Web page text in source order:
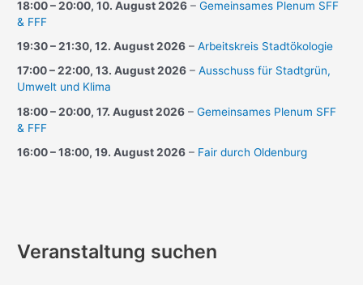
18:00–20:00,10. August 2026 –Gemeinsames Plenum SFF
& FFF
19:30–21:30,12. August 2026 –Arbeitskreis Stadtökologie
17:00–22:00,13. August 2026 –Ausschuss für Stadtgrün,
Umwelt und Klima
18:00–20:00,17. August 2026 –Gemeinsames Plenum SFF
& FFF
16:00–18:00,19. August 2026 – Fair durch Oldenburg
Veranstaltung suchen